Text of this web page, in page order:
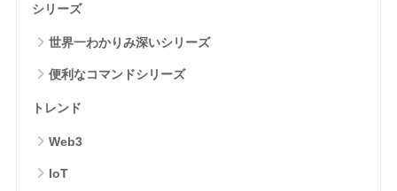
シリーズ
世界一わかりみ深いシリーズ
便利なコマンドシリーズ
トレンド
Web3
IoT